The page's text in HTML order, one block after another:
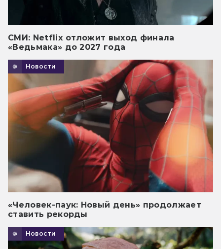
СМИ: Netflix отложит выход финала
«Ведьмака» до 2027 года
Новости
«Человек-паук: Новый день» продолжает
ставить рекорды
Новости